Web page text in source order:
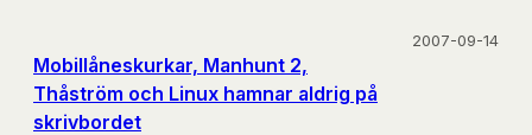
Mobillåneskurkar, Manhunt 2,
Thåström och Linux hamnar aldrig på
skrivbordet
2007-09-14